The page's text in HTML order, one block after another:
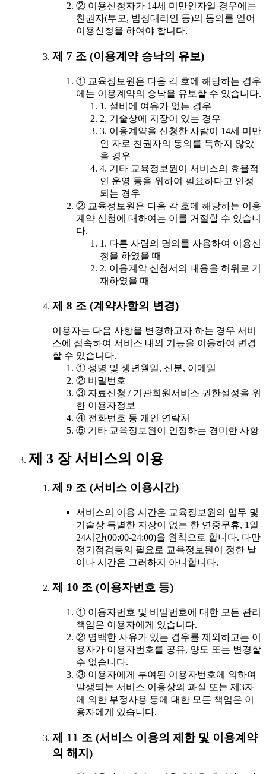
② 이용신청자가 14세 미만인자일 경우에는
친권자(부모, 법정대리인 등)의 동의를 얻어
이용신청을 하여야 합니다.
제 7 조 (이용계약 승낙의 유보)
① 교육정보원은 다음 각 호에 해당하는 경우
에는 이용계약의 승낙을 유보할 수 있습니다.
1. 설비에 여유가 없는 경우
2. 기술상에 지장이 있는 경우
3. 이용계약을 신청한 사람이 14세 미만
인 자로 친권자의 동의를 득하지 않았
을 경우
4. 기타 교육정보원이 서비스의 효율적
인 운영 등을 위하여 필요하다고 인정
되는 경우
② 교육정보원은 다음 각 호에 해당하는 이용
계약 신청에 대하여는 이를 거절할 수 있습니
다.
1. 다른 사람의 명의를 사용하여 이용신
청을 하였을 때
2. 이용계약 신청서의 내용을 허위로 기
재하였을 때
제 8 조 (계약사항의 변경)
이용자는 다음 사항을 변경하고자 하는 경우 서비
스에 접속하여 서비스 내의 기능을 이용하여 변경
할 수 있습니다.
① 성명 및 생년월일, 신분, 이메일
② 비밀번호
③ 자료신청 / 기관회원서비스 권한설정을 위
한 이용자정보
④ 전화번호 등 개인 연락처
⑤ 기타 교육정보원이 인정하는 경미한 사항
제 3 장 서비스의 이용
제 9 조 (서비스 이용시간)
서비스의 이용 시간은 교육정보원의 업무 및
기술상 특별한 지장이 없는 한 연중무휴, 1일
24시간(00:00-24:00)을 원칙으로 합니다. 다만
정기점검등의 필요로 교육정보원이 정한 날
이나 시간은 그러하지 아니합니다.
제 10 조 (이용자번호 등)
① 이용자번호 및 비밀번호에 대한 모든 관리
책임은 이용자에게 있습니다.
② 명백한 사유가 있는 경우를 제외하고는 이
용자가 이용자번호를 공유, 양도 또는 변경할
수 없습니다.
③ 이용자에게 부여된 이용자번호에 의하여
발생되는 서비스 이용상의 과실 또는 제3자
에 의한 부정사용 등에 대한 모든 책임은 이
용자에게 있습니다.
제 11 조 (서비스 이용의 제한 및 이용계약
의 해지)